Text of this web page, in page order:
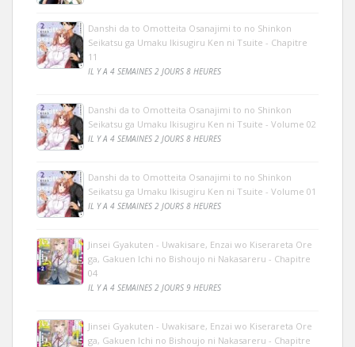
Danshi da to Omotteita Osanajimi to no Shinkon
Seikatsu ga Umaku Ikisugiru Ken ni Tsuite - Chapitre
11
IL Y A 4 SEMAINES 2 JOURS 8 HEURES
Danshi da to Omotteita Osanajimi to no Shinkon
Seikatsu ga Umaku Ikisugiru Ken ni Tsuite - Volume 02
IL Y A 4 SEMAINES 2 JOURS 8 HEURES
Danshi da to Omotteita Osanajimi to no Shinkon
Seikatsu ga Umaku Ikisugiru Ken ni Tsuite - Volume 01
IL Y A 4 SEMAINES 2 JOURS 8 HEURES
Jinsei Gyakuten - Uwakisare, Enzai wo Kiserareta Ore
ga, Gakuen Ichi no Bishoujo ni Nakasareru - Chapitre
04
IL Y A 4 SEMAINES 2 JOURS 9 HEURES
Jinsei Gyakuten - Uwakisare, Enzai wo Kiserareta Ore
ga, Gakuen Ichi no Bishoujo ni Nakasareru - Chapitre